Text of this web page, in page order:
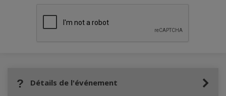
Détails de l'événement